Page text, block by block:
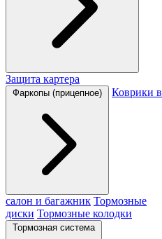
Защита картера
Фаркопы (прицепное) Коврики в
салон и багажник Тормозные
диски Тормозные колодки
Тормозная система